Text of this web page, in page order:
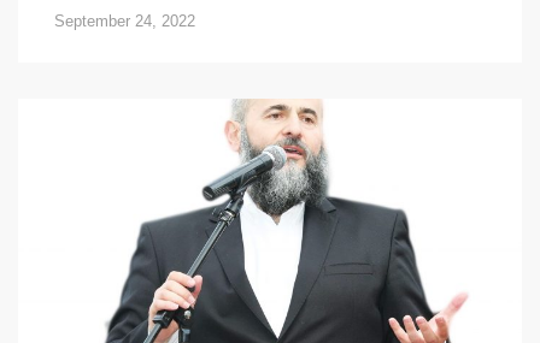
September 24, 2022